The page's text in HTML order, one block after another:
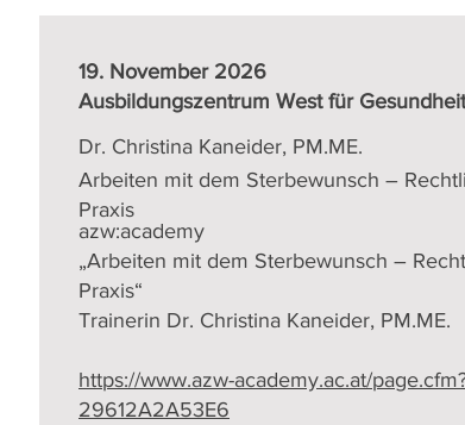
19. November 2026
Ausbildungszentrum West für
Dr. Christina Kaneider, PM.ME.
azw:academy
„Arbeiten mit dem Sterbewunsch –
Praxis“
Trainerin Dr. Christina Kaneider, PM.ME.
https://www.azw-academy.ac.at/
29612A2A53E6
Arbeiten mit dem Sterbewunsch –
Praxis